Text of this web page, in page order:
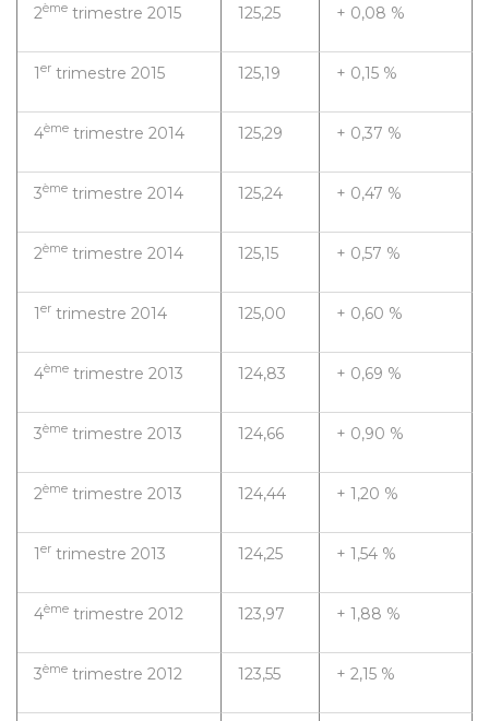
2ème trimestre 2015 125,25 + 0,08 %
1er trimestre 2015 125,19 + 0,15 %
4ème trimestre 2014 125,29 + 0,37 %
3ème trimestre 2014 125,24 + 0,47 %
2ème trimestre 2014 125,15 + 0,57 %
1er trimestre 2014 125,00 + 0,60 %
4ème trimestre 2013 124,83 + 0,69 %
3ème trimestre 2013 124,66 + 0,90 %
2ème trimestre 2013 124,44 + 1,20 %
1er trimestre 2013 124,25 + 1,54 %
4ème trimestre 2012 123,97 + 1,88 %
3ème trimestre 2012 123,55 + 2,15 %